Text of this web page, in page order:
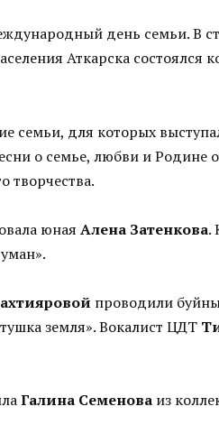
день семьи. В
Аткарска состоялся
семьи, для которых
о семье, любви и Родине
творчества.
юная Алена Затенкова.
проводили
земля». Вокалист ЦДТ
Галина Семенова из